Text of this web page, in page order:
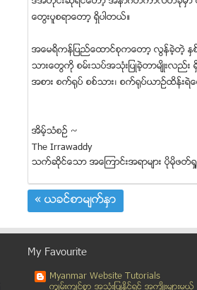
ေတြးပူစရာေတာ့ ရွိပါတယ္။
အေမရိကန္ျပည္ေထာင္စုကေတာ့ လြန္ခဲ့တဲ့ ႏွစ္
သားေတြကို စမ္းသပ္အသံုးျပဳခဲ့တာမ်ိဳးလည္း
အစား စက္႐ုပ္ စစ္သား၊ စက္႐ုပ္ယာဥ္ထိန္းရဲ
အိမ့္သံစဥ္ ~
The Irrawaddy
သက္ဆုိင္ေသာ အေၾကာင္းအရာမ်ား ပုိမုိဖတ္ရ
« ယခင္စာမ်က္ႏွာ
My Favourite
Myanmar Website Tutorials
ကၽြမ္းက်င္စြာ အသုံးျပဳႏုိင္ရင္ အက်ိဳးမ်ားမယ့္